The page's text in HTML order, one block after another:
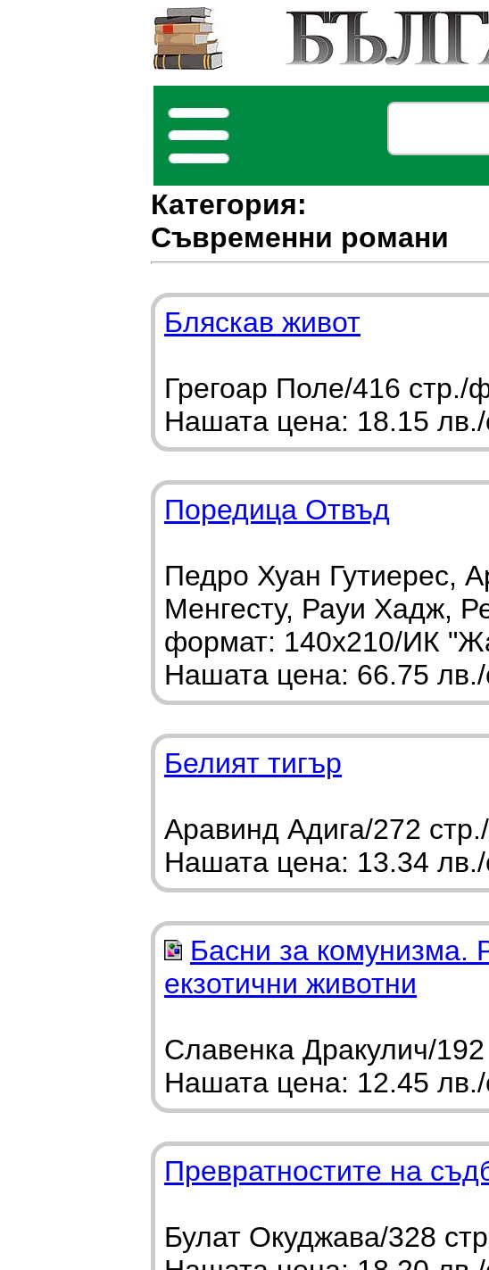
Категория:
Съвременни романи
Бляскав живот
Грегоар Поле/416
Нашата цена: 18.15 лв./
Поредица Отвъд
Педро Хуан Гутиерес,
Менгесту, Рауи Хадж,
формат: 140х210/ИК
Нашата цена: 66.75 лв./
Белият тигър
Аравинд Адига/272
Нашата цена: 13.34 лв./
Басни за комунизма.
екзотични животни
Славенка Дракулич/
Нашата цена: 12.45 лв./
Превратностите на
Булат Окуджава/328